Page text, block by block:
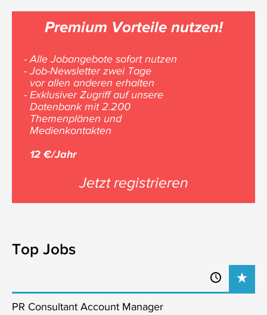
Premium Vorteile nutzen!
- Alle Jobangebote sofort nutzen
- Job-Newsletter zwei Tage
vor allen anderen erhalten
- Exklusiver Zugriff auf unsere
Datenbank mit 2.200
Themenplänen und
Medienkontakten
12 €/Jahr
Jetzt registrieren
Top Jobs
PR Consultant Account Manager